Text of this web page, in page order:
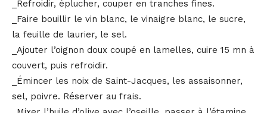
_Refroidir, éplucher, couper en tranches fines.
_Faire bouillir le vin blanc, le vinaigre blanc, le sucre,
la feuille de laurier, le sel.
_Ajouter l’oignon doux coupé en lamelles, cuire 15 mn à
couvert, puis refroidir.
_Émincer les noix de Saint-Jacques, les assaisonner,
sel, poivre. Réserver au frais.